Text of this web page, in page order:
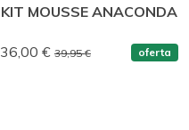
KIT MOUSSE ANACONDA
36,00 € 39,95 € oferta